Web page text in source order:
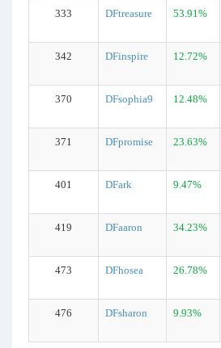
333 DFtreasure 53.91%
342 DFinspire 12.72%
370 DFsophia9 12.48%
371 DFpromise 23.63%
401 DFark 9.47%
419 DFaaron 34.23%
473 DFhosea 26.78%
476 DFsharon 9.93%